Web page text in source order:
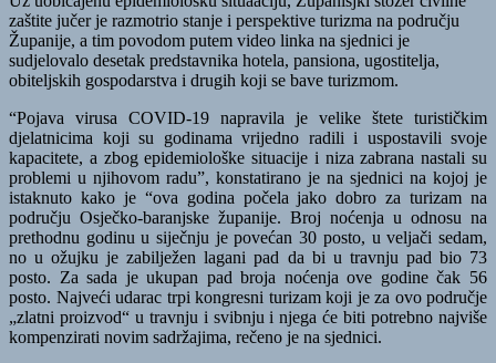
zaštite jučer je razmotrio stanje i perspektive turizma na području
Županije, a tim povodom putem video linka na sjednici je
sudjelovalo desetak predstavnika hotela, pansiona, ugostitelja,
obiteljskih gospodarstva i drugih koji se bave turizmom.
“Pojava virusa COVID-19 napravila je velike štete turističkim
djelatnicima koji su godinama vrijedno radili i uspostavili svoje
kapacitete, a zbog epidemiološke situacije i niza zabrana nastali su
problemi u njihovom radu”, konstatirano je na sjednici na kojoj je
istaknuto kako je “ova godina počela jako dobro za turizam na
području Osječko-baranjske županije. Broj noćenja u odnosu na
prethodnu godinu u siječnju je povećan 30 posto, u veljači sedam,
no u ožujku je zabilježen lagani pad da bi u travnju pad bio 73
posto. Za sada je ukupan pad broja noćenja ove godine čak 56
posto. Najveći udarac trpi kongresni turizam koji je za ovo područje
„zlatni proizvod“ u travnju i svibnju i njega će biti potrebno najviše
kompenzirati novim sadržajima, rečeno je na sjednici.